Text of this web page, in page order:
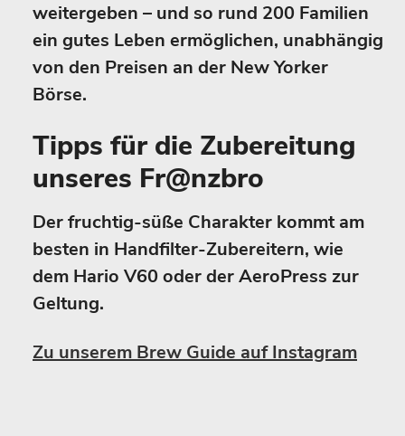
weitergeben – und so rund 200 Familien
ein gutes Leben ermöglichen, unabhängig
von den Preisen an der New Yorker
Börse.
Tipps für die Zubereitung
unseres Fr@nzbro
Der fruchtig-süße Charakter kommt am
besten in Handfilter-Zubereitern, wie
dem Hario V60 oder der AeroPress zur
Geltung.
Zu unserem Brew Guide auf Instagram